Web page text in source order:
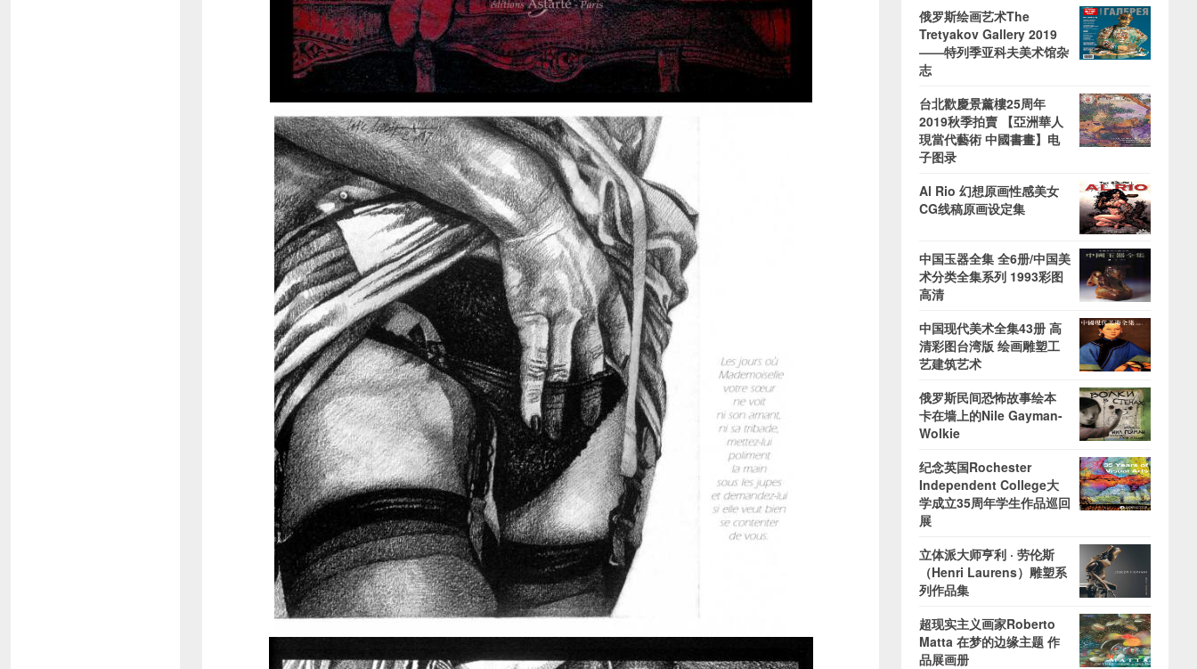
俄罗斯绘画艺术The
Tretyakov Gallery 2019
——特列季亚科夫美术馆杂
志
台北歡慶景薰樓25周年
2019秋季拍賣 【亞洲華人
現當代藝術 中國書畫】电
子图录
Al Rio 幻想原画性感美女
CG线稿原画设定集
中国玉器全集 全6册/中国美
术分类全集系列 1993彩图
高清
中国现代美术全集43册 高
清彩图台湾版 绘画雕塑工
艺建筑艺术
俄罗斯民间恐怖故事绘本
卡在墙上的Nile Gayman-
Wolkie
纪念英国Rochester
Independent College大
学成立35周年学生作品巡回
展
立体派大师亨利 · 劳伦斯
（Henri Laurens）雕塑系
列作品集
超现实主义画家Roberto
Matta 在梦的边缘主题 作
品展画册